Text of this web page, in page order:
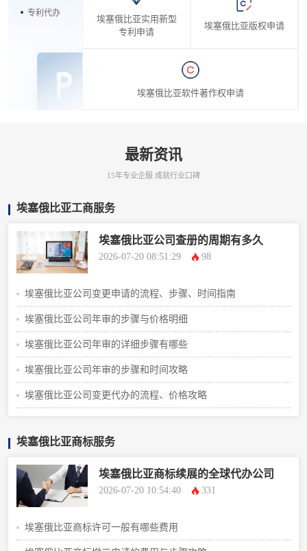
专利代办
埃塞俄比亚实用新型
专利申请
埃塞俄比亚版权申请
埃塞俄比亚软件著作权申请
最新资讯
15年专业企服 成就行业口碑
埃塞俄比亚工商服务
埃塞俄比亚公司查册的周期有多久
2026-07-20 08:51:29 98
埃塞俄比亚公司变更申请的流程、步骤、时间指南
埃塞俄比亚公司年审的步骤与价格明细
埃塞俄比亚公司年审的详细步骤有哪些
埃塞俄比亚公司年审的步骤和时间攻略
埃塞俄比亚公司变更代办的流程、价格攻略
埃塞俄比亚商标服务
埃塞俄比亚商标续展的全球代办公司
2026-07-20 10:54:40 331
埃塞俄比亚商标许可一般有哪些费用